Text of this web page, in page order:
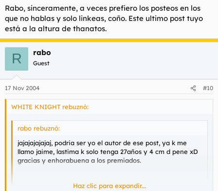
Rabo, sinceramente, a veces prefiero los posteos en los
que no hablas y solo linkeas, coño. Este ultimo post tuyo
está a la altura de thanatos.
R rabo
Guest
17 Nov 2004 #10
WHITE KNIGHT rebuznó:
rabo rebuznó:
jajajajajajaj, podria ser yo el autor de ese post, ya k me
llamo jaime, lastima k solo tenga 27años y 4 cm d pene xD
gracias y enhorabuena a los premiados.
bueno en realidad me llamo Jaume xD
Haz clic para expandir...
Haz clic para expandir...